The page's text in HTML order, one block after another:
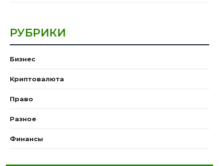
РУБРИКИ
Бизнес
Криптовалюта
Право
Разное
Финансы